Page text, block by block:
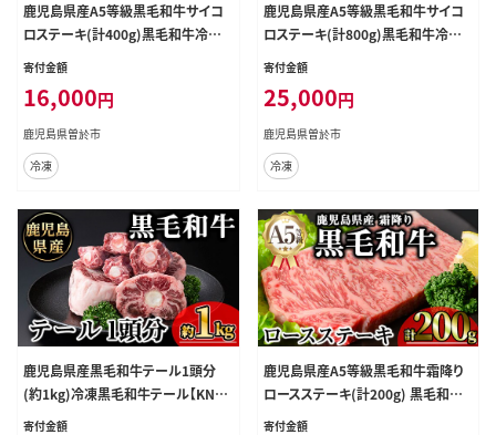
鹿児島県産A5等級黒毛和牛サイコ
ロステーキ(計400g)黒毛和牛冷凍
サイコロステーキ【KNOT】A629
寄付金額
16,000円
鹿児島県曽於市
冷凍
鹿児島県産A5等級黒毛和牛サイコ
ロステーキ(計800g)黒毛和牛冷凍
サイコロステーキ【KNOT】A630
寄付金額
25,000円
鹿児島県曽於市
冷凍
鹿児島県産黒毛和牛テール1頭分
(約1kg)冷凍黒毛和牛テール【KNO
T】A706-v01
寄付金額
鹿児島県産A5等級黒毛和牛霜降り
ロースステーキ(計200g) 黒毛和牛
ロースステーキ 冷凍【KNOT】A631-
寄付金額